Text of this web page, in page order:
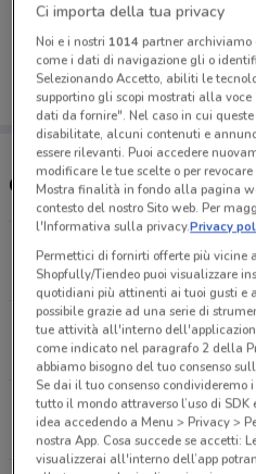
Puoi trovare le migliori
salvarle e creare la
dal tuo cellulare.
Orari e Negozi Dpiù
Via Montanara
7 km
APERTO
Via Emilia Ovest, 386
9.9 km
APERTO
Via Piave, 98 Modena
10.7 km
APERTO
Ci importa della tua privacy
Noi e i nostri 1014partner archiviamo
come i dati di navigazione gli o
Selezionando Accetto, abiliti le
supportino gli scopi mostrati alla
dati da fornire". Nel caso in cui queste
disabilitate, alcuni contenuti e
essere rilevanti. Puoi accedere
modificare le tue scelte o per
Mostra finalità in fondo alla pagina
contesto del nostro Sito web. Per
l'Informativa sulla privacy.Privacy
Permettici di fornirti offerte più vicine
Shopfully/Tiendeo puoi visualizzare
quotidiani più attinenti ai tuoi gusti e
possibile grazie ad una serie di
tue attività all'interno
come indicato nel paragrafo 2 della
abbiamo bisogno del tuo consenso
Se dai il tuo consenso
tutto il mondo attraverso l’uso di SDK
idea accedendo a Menu > Privacy >
nostra App. Cosa succede se accetti:
visualizzerai all'interno dell’app